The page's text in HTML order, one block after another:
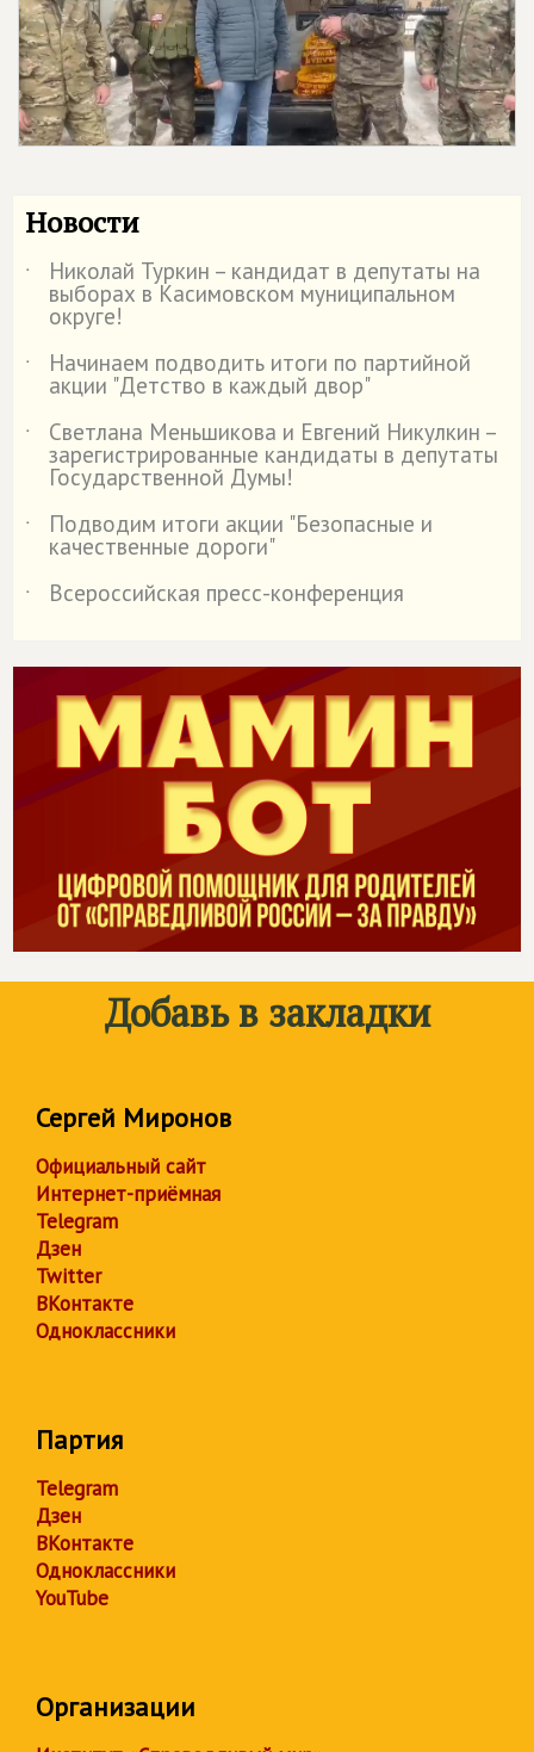
Новости
˙ Николай Туркин – кандидат в депутаты на
выборах в Касимовском муниципальном
округе!
˙
Начинаем подводить итоги по партийной
акции "Детство в каждый двор"
˙
Светлана Меньшикова и Евгений Никулкин –
зарегистрированные кандидаты в депутаты
Государственной Думы!
˙
Подводим итоги акции "Безопасные и
качественные дороги"
˙
Всероссийская пресс-конференция
Добавь в закладки
Сергей Миронов
Официальный сайт
Интернет-приёмная
Telegram
Дзен
Twitter
ВКонтакте
Одноклассники
Партия
Telegram
Дзен
ВКонтакте
Одноклассники
YouTube
Организации